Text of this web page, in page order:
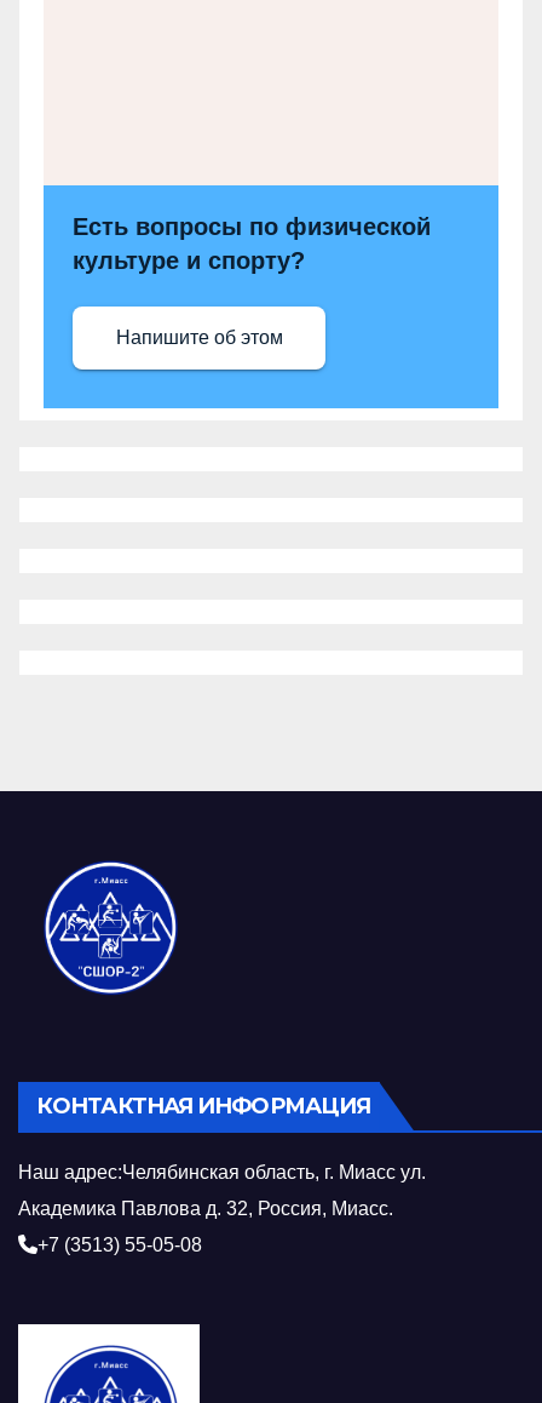
Есть вопросы по физической
культуре и спорту?
Напишите об этом
КОНТАКТНАЯ ИНФОРМАЦИЯ
Наш адрес:Челябинская область, г. Миасс ул.
Академика Павлова д. 32, Россия, Миасс.
+7 (3513) 55-05-08